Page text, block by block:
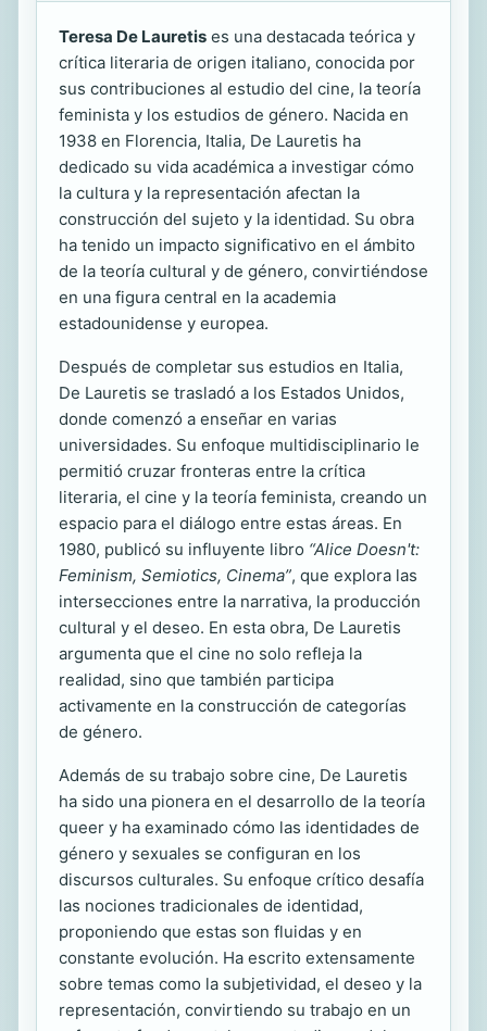
Teresa De Lauretis es una destacada teórica y
crítica literaria de origen italiano, conocida por
sus contribuciones al estudio del cine, la teoría
feminista y los estudios de género. Nacida en
1938 en Florencia, Italia, De Lauretis ha
dedicado su vida académica a investigar cómo
la cultura y la representación afectan la
construcción del sujeto y la identidad. Su obra
ha tenido un impacto significativo en el ámbito
de la teoría cultural y de género, convirtiéndose
en una figura central en la academia
estadounidense y europea.
Después de completar sus estudios en Italia,
De Lauretis se trasladó a los Estados Unidos,
donde comenzó a enseñar en varias
universidades. Su enfoque multidisciplinario le
permitió cruzar fronteras entre la crítica
literaria, el cine y la teoría feminista, creando un
espacio para el diálogo entre estas áreas. En
1980, publicó su influyente libro “Alice Doesn't:
Feminism, Semiotics, Cinema”, que explora las
intersecciones entre la narrativa, la producción
cultural y el deseo. En esta obra, De Lauretis
argumenta que el cine no solo refleja la
realidad, sino que también participa
activamente en la construcción de categorías
de género.
Además de su trabajo sobre cine, De Lauretis
ha sido una pionera en el desarrollo de la teoría
queer y ha examinado cómo las identidades de
género y sexuales se configuran en los
discursos culturales. Su enfoque crítico desafía
las nociones tradicionales de identidad,
proponiendo que estas son fluidas y en
constante evolución. Ha escrito extensamente
sobre temas como la subjetividad, el deseo y la
representación, convirtiendo su trabajo en un